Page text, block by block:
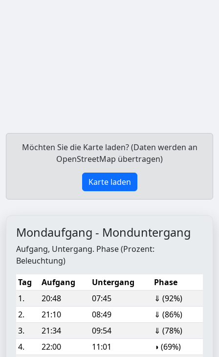
Möchten Sie die Karte laden? (Daten werden an
OpenStreetMap übertragen)
Karte laden
Mondaufgang - Monduntergang
Aufgang, Untergang. Phase (Prozent:
Beleuchtung)
Tag
Aufgang Untergang
Phase
1.
20:48 07:45
⇓ (92%)
2.
21:10 08:49
⇓ (86%)
3.
21:34 09:54
⇓ (78%)
4.
22:00 11:01
◑ (69%)